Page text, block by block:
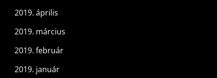
2019. április
2019. március
2019. február
2019. január